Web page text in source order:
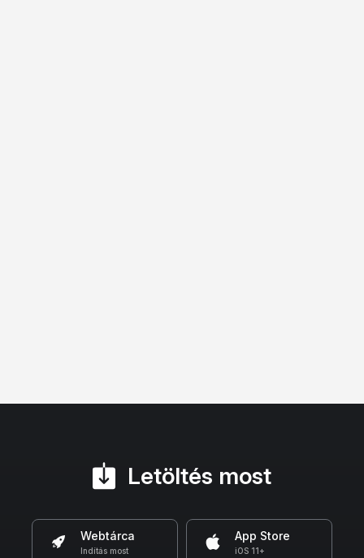
Letöltés most
Webtárca
Indítás most
App Store
iOS 11+